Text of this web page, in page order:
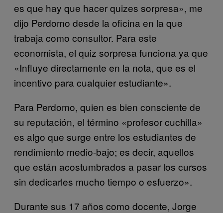
es que hay que hacer quizes sorpresa», me
dijo Perdomo desde la oficina en la que
trabaja como consultor. Para este
economista, el quiz sorpresa funciona ya que
«Influye directamente en la nota, que es el
incentivo para cualquier estudiante».
Para Perdomo, quien es bien consciente de
su reputación, el término «profesor cuchilla»
es algo que surge entre los estudiantes de
rendimiento medio-bajo; es decir, aquellos
que están acostumbrados a pasar los cursos
sin dedicarles mucho tiempo o esfuerzo».
Durante sus 17 años como docente, Jorge